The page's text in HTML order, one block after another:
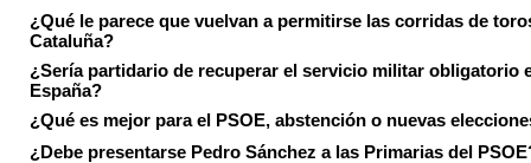
¿Qué le parece que vuelvan a permitirse las corridas de
Cataluña?
¿Sería partidario de recuperar el servicio militar obligatorio
España?
¿Qué es mejor para el PSOE, abstención o nuevas
¿Debe presentarse Pedro Sánchez a las Primarias del